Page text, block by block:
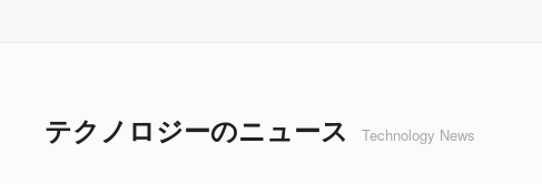
テクノロジーのニュース Technology News